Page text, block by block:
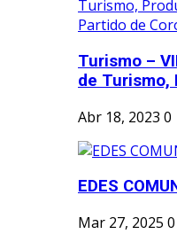
Turismo –
de Turismo,
Abr 18, 2023 0
EDES
Mar 27, 2025 0